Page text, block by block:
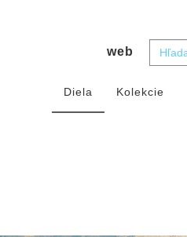
web
Diela Kolekcie